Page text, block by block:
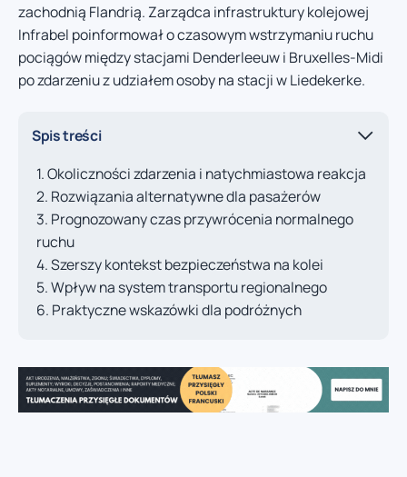
zachodnią Flandrią. Zarządca infrastruktury kolejowej
Infrabel poinformował o czasowym wstrzymaniu ruchu
pociągów między stacjami Denderleeuw i Bruxelles-Midi
po zdarzeniu z udziałem osoby na stacji w Liedekerke.
Spis treści
Okoliczności zdarzenia i natychmiastowa reakcja
Rozwiązania alternatywne dla pasażerów
Prognozowany czas przywrócenia normalnego
ruchu
Szerszy kontekst bezpieczeństwa na kolei
Wpływ na system transportu regionalnego
Praktyczne wskazówki dla podróżnych